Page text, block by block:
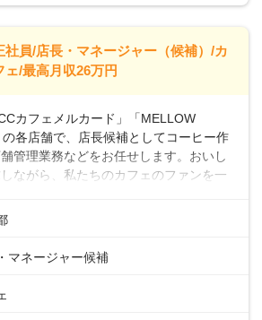
・スキルを考慮の上、決定します。
、残業代および各種手当あり
期間なし
職： ・西日本／月給26万7500円
賞与(年3回)・店長職：年収410万円／
社員/店長・マネージャー（候補）/カ
ェ/最高月収26万円
カフェメルカード」「MELLOW
各店舗で、店長候補としてコーヒー作
管理業務などをお任せします。おいし
ながら、私たちのカフェのファンを一
の作成お客様のご案内、レジ対応軽食
ト体制充実コーヒーの知識から接客マ
齢層が活躍しており、チームワークも
マネージャー候補